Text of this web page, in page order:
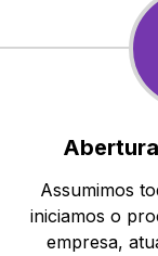
Assumimos
iniciamos o
empresa,